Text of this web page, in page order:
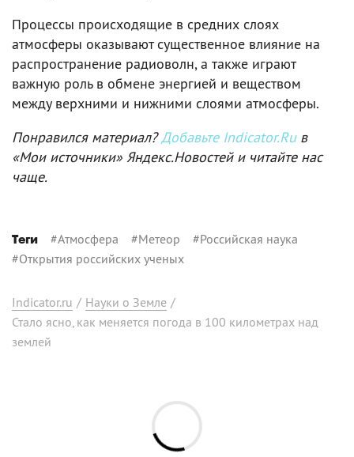
Процессы происходящие в средних слоях
атмосферы оказывают существенное влияние на
распространение радиоволн, а также играют
важную роль в обмене энергией и веществом
между верхними и нижними слоями атмосферы.
Понравился материал?Добавьте Indicator.Ruв
«Мои источники» Яндекс.Новостей и читайте нас
чаще.
Теги #Атмосфера #Метеор #Российская наука
#Открытия российских ученых
Indicator.ru / Науки о Земле /
Стало ясно, как меняется погода в 100 километрах над
землей